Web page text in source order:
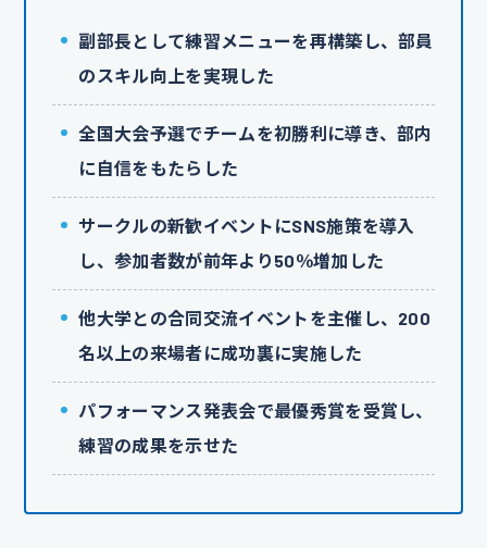
副部長として練習メニューを再構築し、部員
のスキル向上を実現した
全国大会予選でチームを初勝利に導き、部内
に自信をもたらした
サークルの新歓イベントにSNS施策を導入
し、参加者数が前年より50％増加した
他大学との合同交流イベントを主催し、200
名以上の来場者に成功裏に実施した
パフォーマンス発表会で最優秀賞を受賞し、
練習の成果を示せた